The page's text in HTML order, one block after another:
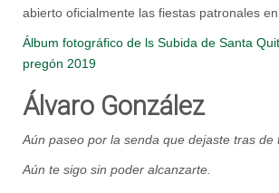
abierto oficialmente las fiestas patronales en
Álbum fotográfico de ls Subida de Santa
pregón 2019
Álvaro González
Aún paseo por la senda que dejaste tras de
Aún te sigo sin poder alcanzarte.